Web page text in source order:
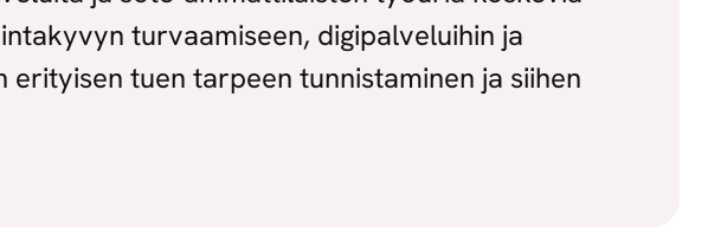
turvaamiseen, digipalveluihin ja
tuen tarpeen tunnistaminen ja siihen